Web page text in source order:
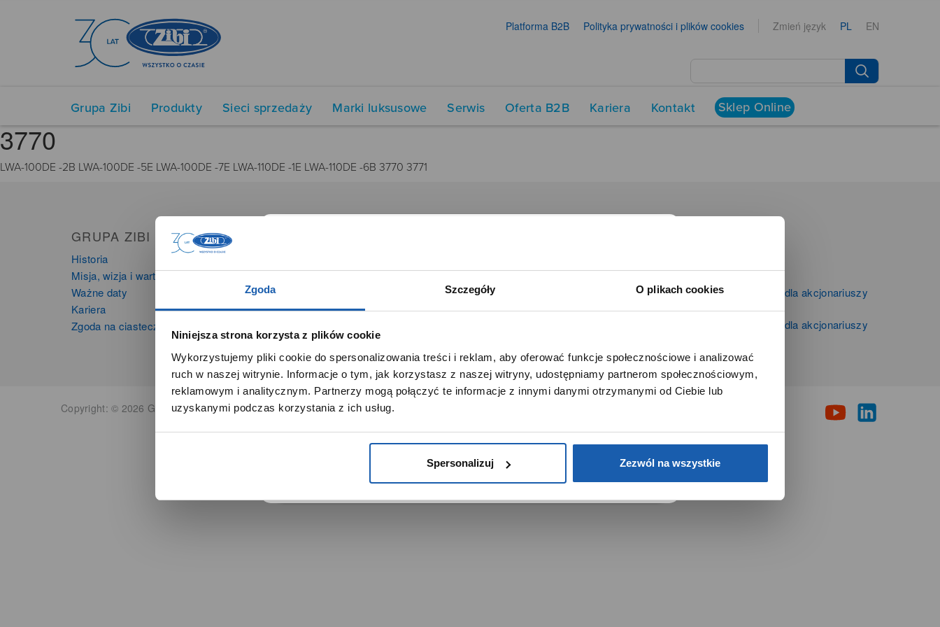
Zgoda Szczegóły O plikach cookies
Niniejsza strona korzysta z plików cookie
Wykorzystujemy pliki cookie do spersonalizowania treści i reklam, aby oferować funkcje społecznościowe i analizować
ruch w naszej witrynie. Informacje o tym, jak korzystasz z naszej witryny, udostępniamy partnerom społecznościowym,
reklamowym i analitycznym. Partnerzy mogą połączyć te informacje z innymi danymi otrzymanymi od Ciebie lub
uzyskanymi podczas korzystania z ich usług.
Spersonalizuj Zezwól na wszystkie
Platforma B2B Polityka prywatności i plików cookies Zmień język PL EN
Grupa Zibi Produkty Sieci sprzedaży Marki luksusowe Serwis Oferta B2B Kariera Kontakt Sklep Online
3770
LWA-100DE -2B LWA-100DE -5E LWA-100DE -7E LWA-110DE -1E LWA-110DE -6B 3770 3771
GRUPA ZIBI
Historia
Misja, wizja i wartości Grupy Zibi
Ważne daty
Kariera
Zgoda na ciasteczka
Instrumenty muzyczne
Kalkulatory
Time Trend
Salony muzyczne Riff
Noble Place
Kontakt dla mediów
Informacje firmowe i dla akcjonariuszy
Zibi S.A.
Informacje firmowe i dla akcjonariuszy
Copyright: © 2026 Grupa Zibi S.A. Wszelkie prawa zastrzeżone.
SZANOWNA UŻYTKOWNICZKO
Używamy plików cookie w celach analitycznych, statystycznych i
marketingowych, w tym aby analizować ruch w tej witrynie,
optymalizować jej działanie oraz zapamiętywać Twoje preferencje.
DOWIEDZ SIĘ WIĘCEJ PRZEJDŹ DO SERWISU